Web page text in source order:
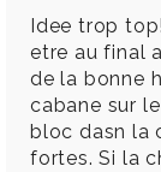
Idee trop
etre au final
de la bonne
cabane sur
bloc dasn la
fortes. Si la